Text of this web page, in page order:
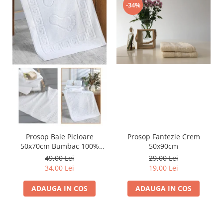
Prosop Baie Picioare
50x70cm Bumbac 100%
Gros
49,00 Lei
34,00 Lei
ADAUGA IN COS
-34%
Prosop Fantezie Crem
50x90cm
29,00 Lei
19,00 Lei
ADAUGA IN COS